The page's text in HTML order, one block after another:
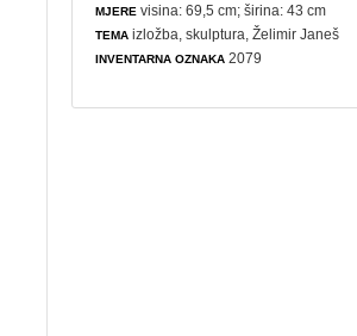
MJERE visina: 69,5 cm; širina: 43 cm
TEMA izložba ,skulptura , Želimir Janeš
INVENTARNA OZNAKA 2079